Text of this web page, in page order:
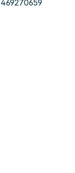
469270659